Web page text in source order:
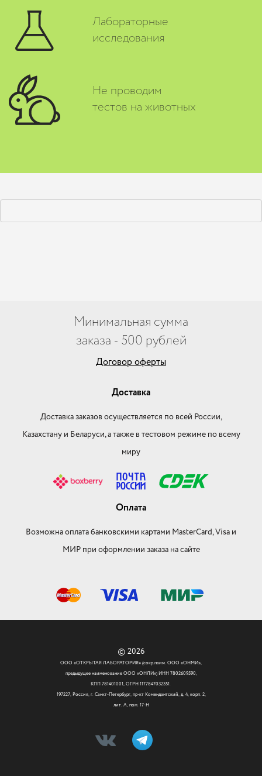
Лабораторные
исследования
Не проводим
тестов на животных
Минимальная сумма
заказа - 500 рублей
Договор оферты
Доставка
Доставка заказов осуществляется по всей России,
Казахстану и Беларуси, а также в тестовом режиме по всему
миру
Оплата
Возможна оплата банковскими картами MasterCard, Visa и
МИР при оформлении заказа на сайте
© 2026
ООО «ОТКРЫТАЯ ЛАБОРАТОРИЯ» (сокр.наим. ООО «ОНМИ»,
предыдущее наименование ООО «ОНЛИ») ИНН 7802609590,
КПП 781401001, ОГРН 1177847032351.
197227, Россия, г. Санкт-Петербург, пр-кт Комендантский, д. 4, корп. 2,
лит. А, пом. 17-Н